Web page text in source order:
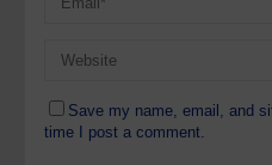
Save my name, email, and
time I post a comment.